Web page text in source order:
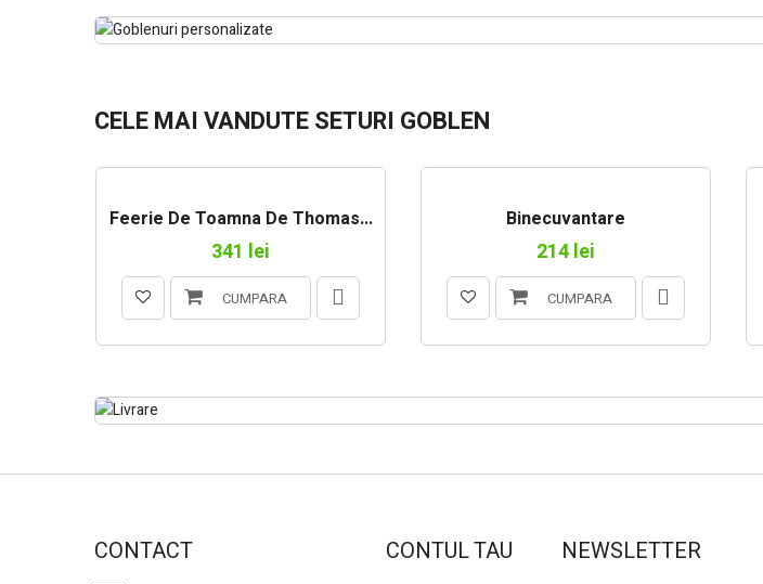
.
.
GOBLENURI PERSONALIZATE
CELE MAI VANDUTE SETURI GOBLEN
Feerie De Toamna De Thomas...
341 lei
CUMPARA
Binecuvantare
214 lei
CUMPARA
LIVRARE RAPIDA PRIN CURIER
CONTACT CONTUL TAU NEWSLETTER